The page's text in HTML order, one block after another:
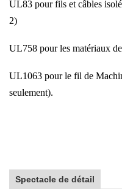
UL83 pour fils et câbles
2)
UL758 pour les matériaux
UL1063 pour le fil de
seulement).
Spectacle de détail